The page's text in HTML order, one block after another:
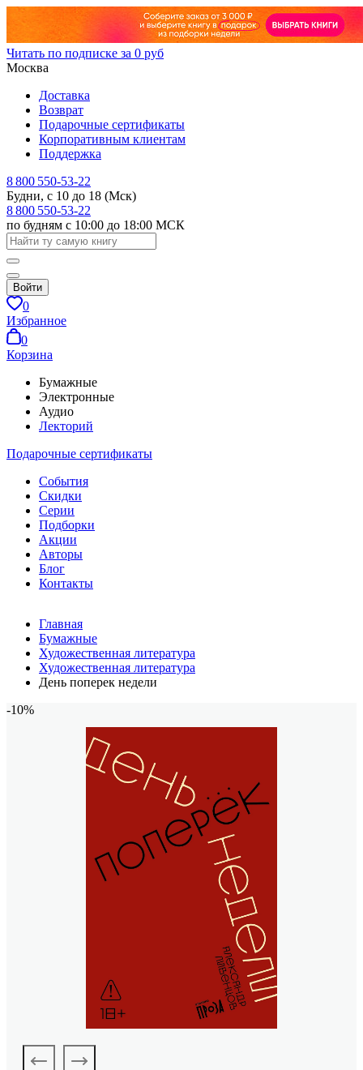
Читать по подписке за 0 руб
Москва
Доставка
Возврат
Подарочные сертификаты
Корпоративным клиентам
Поддержка
8 800 550-53-22
Будни, с 10 до 18 (Мск)
8 800 550-53-22
по будням с 10:00 до 18:00 МСК
Войти
0
Избранное
0
Корзина
Бумажные
Электронные
Аудио
Лекторий
Подарочные сертификаты
События
Скидки
Серии
Подборки
Акции
Авторы
Блог
Контакты
Главная
Бумажные
Художественная литература
Художественная литература
День поперек недели
-10%